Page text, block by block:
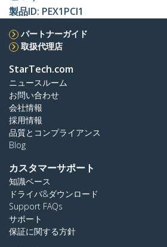
製品ID: PEX1PCI1
パートナーガイド
取扱代理店
StarTech.com
ニュースルーム
お問い合わせ
会社情報
採用情報
品質とコンプライアンス
Blog
カスタマーサポート
知識ベース
ドライバ&ダウンロード
Support FAQs
サポート
保証に関する方針